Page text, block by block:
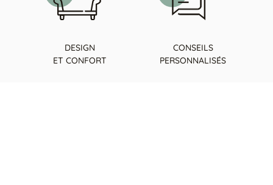
DESIGN
ET CONFORT
CONSEILS
PERSONNALISÉS